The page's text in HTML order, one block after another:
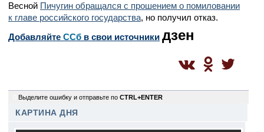
Весной Пичугин обращался с прошением о помиловании
к главе российского государства, но получил отказ.
Добавляйте CСб в свои источники дзен
Выделите ошибку и отправьте по CTRL+ENTER
КАРТИНА ДНЯ